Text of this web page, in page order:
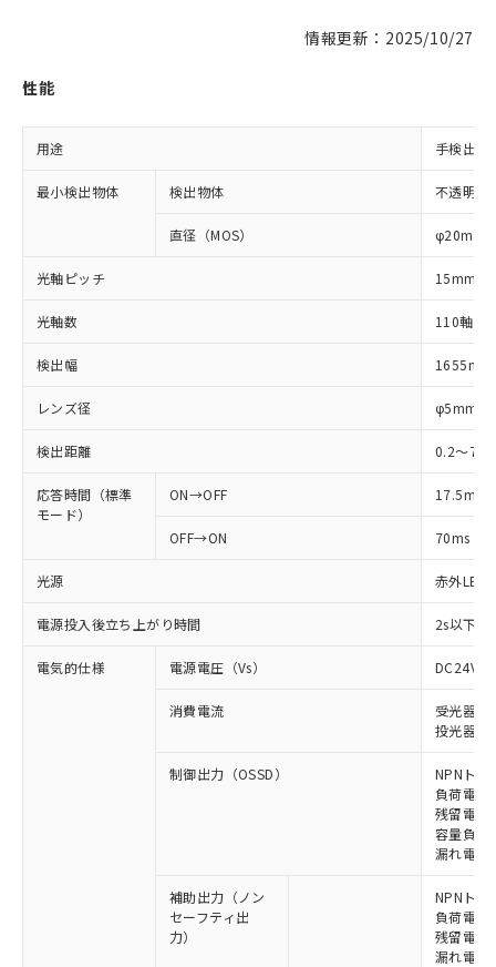
情報更新：2025/10/27
性能
用途 手検出用
最小検出物体 検出物体 不透明体
直径（MOS） φ20mm
光軸ピッチ 15mm
光軸数 110軸
検出幅 1655mm
レンズ径 φ5mm
検出距離 0.2～7m
応答時間（標準
モード）
ON→OFF 17.5ms
OFF→ON 70ms
光源 赤外LED
電源投入後立ち上がり時間 2s以下(
電気的仕様 電源電圧（Vs）
消費電流
受光器:
投光器:
制御出力（OSSD）
NPNトラ
負荷電流
残留電圧
容量負荷
漏れ電流
補助出力（ノン
セーフティ出
力）
NPNトラ
負荷電流
残留電圧
漏れ電流